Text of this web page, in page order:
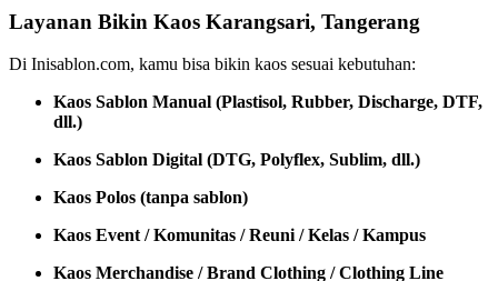
Layanan Bikin Kaos Karangsari, Tangerang
Di Inisablon.com, kamu bisa bikin kaos sesuai kebutuhan:
Kaos Sablon Manual (Plastisol, Rubber, Discharge, DTF,
dll.)
Kaos Sablon Digital (DTG, Polyflex, Sublim, dll.)
Kaos Polos (tanpa sablon)
Kaos Event / Komunitas / Reuni / Kelas / Kampus
Kaos Merchandise / Brand Clothing / Clothing Line